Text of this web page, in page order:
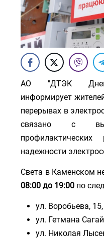
АО "ДТЭК
информирует
перерывах в
связано с
надежности
Света в Каменском
08:00 до 19:00 по
ул. Воробьева,
ул. Гетмана
ул. Николая